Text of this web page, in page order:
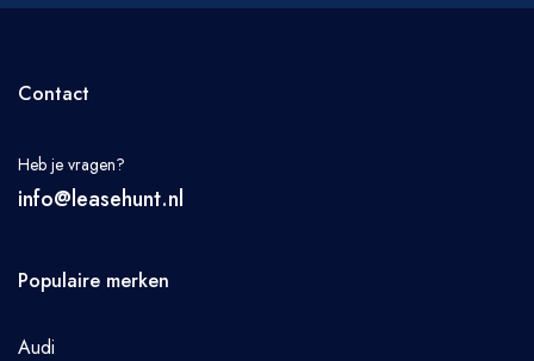
Contact
Heb je vragen?
info@leasehunt.nl
Populaire merken
Audi